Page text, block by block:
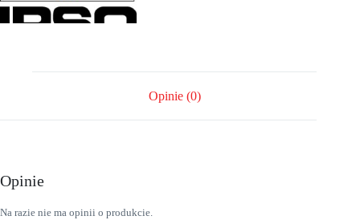
Opinie (0)
Opinie
Na razie nie ma opinii o produkcie.